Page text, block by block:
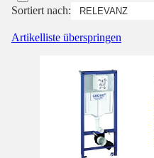
Sortiert nach:
Artikelliste überspringen